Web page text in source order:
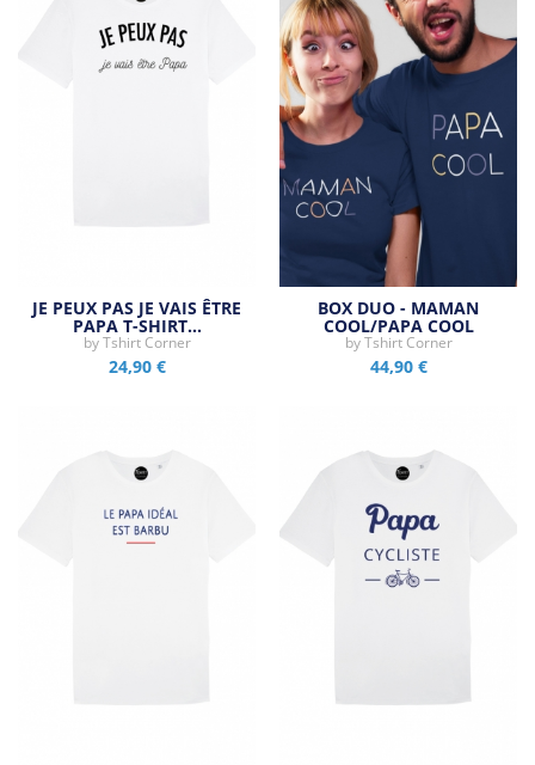
JE PEUX PAS JE VAIS ÊTRE
PAPA T-SHIRT…
byTshirt Corner
24,90 €
BOX DUO - MAMAN
COOL/PAPA COOL
byTshirt Corner
44,90 €